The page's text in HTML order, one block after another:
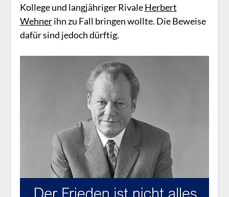
Kollege und langjähriger RivaleHerbert
Wehnerihn zu Fall bringen wollte. Die Beweise
dafür sind jedoch dürftig.